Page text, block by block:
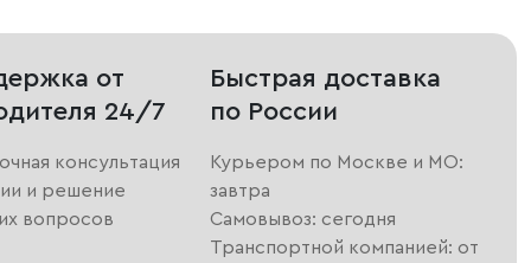
от
24/7
консультация
и решение
вопросов
Быстрая доставка
по России
Курьером по Москве и МО:
завтра
Самовывоз: сегодня
Транспортной компанией: от